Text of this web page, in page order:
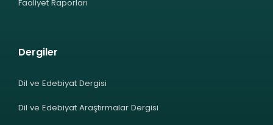
Faaliyet Raporları
Dergiler
Dil ve Edebiyat Dergisi
Dil ve Edebiyat Araştırmalar Dergisi